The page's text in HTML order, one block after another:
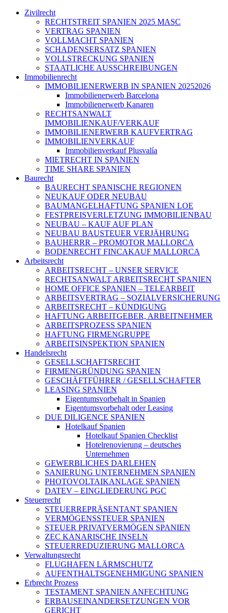
Zivilrecht
RECHTSTREIT SPANIEN 2025 MASC
VERTRAG SPANIEN
VOLLMACHT SPANIEN
SCHADENSERSATZ SPANIEN
VOLLSTRECKUNG SPANIEN
STAATLICHE AUSSCHREIBUNGEN
Immobilienrecht
IMMOBILIENERWERB IN SPANIEN 20252026
Immobilienerwerb Barcelona
Immobilienerwerb Kanaren
RECHTSANWALT
IMMOBILIENKAUF/VERKAUF
IMMOBILIENERWERB KAUFVERTRAG
IMMOBILIENVERKAUF
Immobilienverkauf Plusvalía
MIETRECHT IN SPANIEN
TIME SHARE SPANIEN
Baurecht
BAURECHT SPANISCHE REGIONEN
NEUKAUF ODER NEUBAU
BAUMANGELHAFTUNG SPANIEN LOE
FESTPREISVERLETZUNG IMMOBILIENBAU
NEUBAU – KAUF AUF PLAN
NEUBAU BAUSTEUER VERJÄHRUNG
BAUHERRR – PROMOTOR MALLORCA
BODENRECHT FINCAKAUF MALLORCA
Arbeitsrecht
ARBEITSRECHT – UNSER SERVICE
RECHTSANWALT ARBEITSRECHT SPANIEN
HOME OFFICE SPANIEN – TELEARBEIT
ARBEITSVERTRAG – SOZIALVERSICHERUNG
ARBEITSRECHT – KÜNDIGUNG
HAFTUNG ARBEITGEBER, ARBEITNEHMER
ARBEITSPROZESS SPANIEN
HAFTUNG FIRMENGRUPPE
ARBEITSINSPEKTION SPANIEN
Handelsrecht
GESELLSCHAFTSRECHT
FIRMENGRÜNDUNG SPANIEN
GESCHÄFTFÜHRER / GESELLSCHAFTER
LEASING SPANIEN
Eigentumsvorbehalt in Spanien
Eigentumsvorbehalt oder Leasing
DUE DILIGENCE SPANIEN
Hotelkauf Spanien
Hotelkauf Spanien Checklist
Hotelrenovierung – deutsches
Unternehmen
GEWERBLICHES DARLEHEN
SANIERUNG UNTERNEHMEN SPANIEN
PHOTOVOLTAIKANLAGE SPANIEN
DATEV – EINGLIEDERUNG PGC
Steuerrecht
STEUERREPRÄSENTANT SPANIEN
VERMÖGENSSTEUER SPANIEN
STEUER PRIVATVERMÖGEN SPANIEN
ZEC KANARISCHE INSELN
STEUERREDUZIERUNG MALLORCA
Verwaltungsrecht
FLUGHAFEN LÄRMSCHUTZ
AUFENTHALTSGENEHMIGUNG SPANIEN
Erbrecht Prozess
TESTAMENT SPANIEN ANFECHTUNG
ERBAUSEINANDERSETZUNGEN VOR
GERICHT